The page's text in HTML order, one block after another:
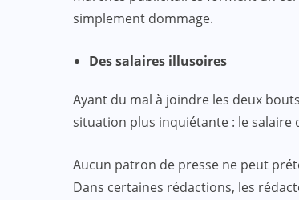
simplement dommage.
Des salaires illusoires
Ayant du mal à joindre les deux
situation plus inquiétante : le salaire
Aucun patron de presse ne peut
Dans certaines rédactions, les